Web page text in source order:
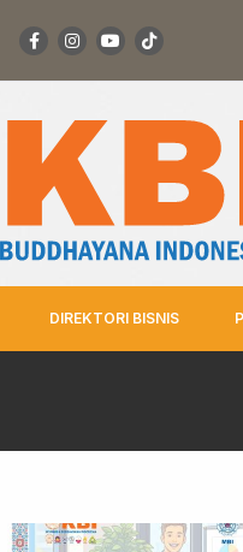
DIREKTORI BISNIS